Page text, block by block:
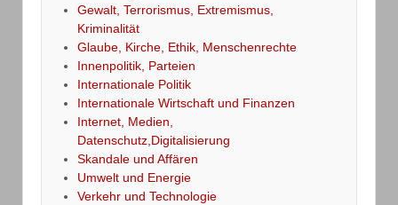
Gewalt, Terrorismus, Extremismus,
Kriminalität
Glaube, Kirche, Ethik, Menschenrechte
Innenpolitik, Parteien
Internationale Politik
Internationale Wirtschaft und Finanzen
Internet, Medien,
Datenschutz,Digitalisierung
Skandale und Affären
Umwelt und Energie
Verkehr und Technologie